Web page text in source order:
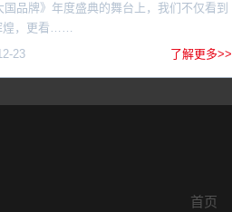
国品牌》年度盛典的舞台上，我们不仅看到
煌，更看……
23
了解更多>>
首页